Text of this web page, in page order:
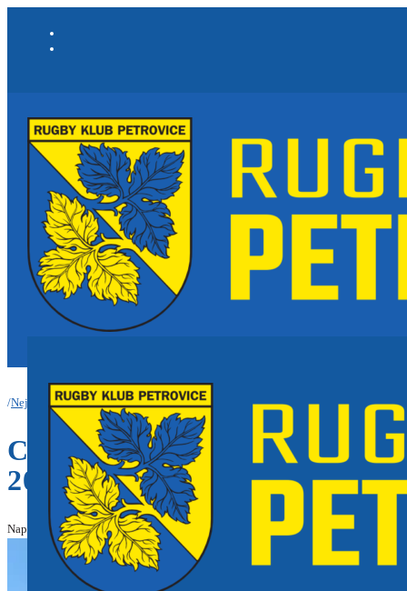
/Nejnovější informace a články/Challenge du Vignoble<br>20. června 2026
CHALLENGE DU
20. ČERVNA 2026
Napsal: Jan Kroužek, dne 22.6.2026 v kategorii ,U12 U8Upraveno: